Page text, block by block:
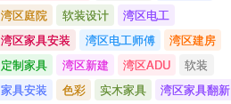
湾区庭院
软装设计
湾区电工
湾区家具安装
湾区电工师傅
湾区建房
定制家具
湾区新建 湾区ADU
软装
家具安装
色彩 实木家具 湾区家具翻新